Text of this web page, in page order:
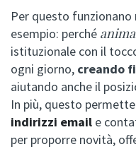
Per questo
esempio: perché
istituzionale con il
ogni giorno, creando
aiutando anche il
In più, questo
indirizzi email e
per proporre novità,